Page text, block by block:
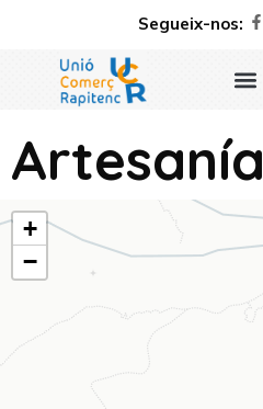
Segueix-nos:
Artesanía
+
−